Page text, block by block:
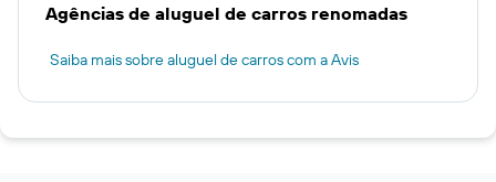
Agências de aluguel de carros renomadas
Saiba mais sobre aluguel de carros com a Avis